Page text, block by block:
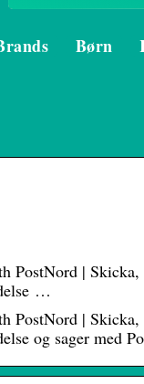
Børn
PostNord |
…
PostNord |
og sager med